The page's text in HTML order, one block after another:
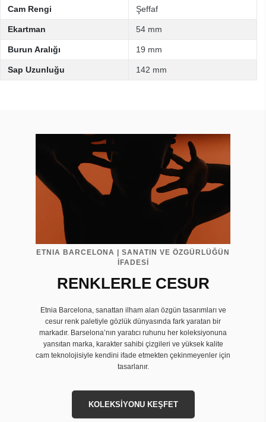
Cam Rengi Şeffaf
Ekartman 54 mm
Burun Aralığı 19 mm
Sap Uzunluğu 142 mm
ETNIA BARCELONA | SANATIN VE ÖZGÜRLÜĞÜN
İFADESİ
RENKLERLE CESUR
Etnia Barcelona, sanattan ilham alan özgün tasarımları ve
cesur renk paletiyle gözlük dünyasında fark yaratan bir
markadır. Barselona’nın yaratıcı ruhunu her koleksiyonuna
yansıtan marka, karakter sahibi çizgileri ve yüksek kalite
cam teknolojisiyle kendini ifade etmekten çekinmeyenler için
tasarlanır.
KOLEKSİYONU KEŞFET